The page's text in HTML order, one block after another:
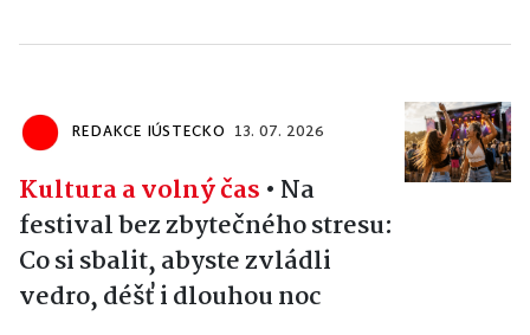
REDAKCE IÚSTECKO 13. 07. 2026
Kultura a volný čas • Na
festival bez zbytečného stresu:
Co si sbalit, abyste zvládli
vedro, déšť i dlouhou noc